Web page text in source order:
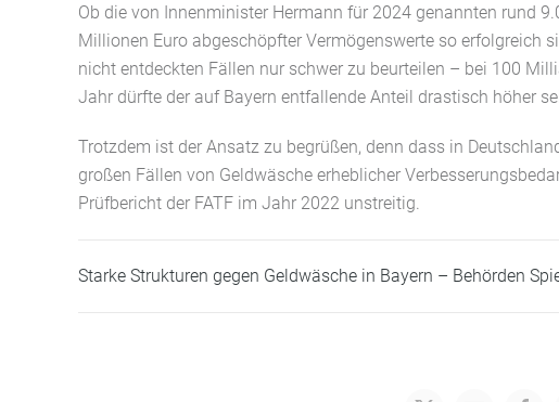
Ob die von Innenminister Hermann für 2024 genannten rund
Millionen Euro abgeschöpfter Vermögenswerte so erfolgreich
nicht entdeckten Fällen nur schwer zu beurteilen – bei 100
Jahr dürfte der auf Bayern entfallende Anteil drastisch höher
Trotzdem ist der Ansatz zu begrüßen, denn dass in
großen Fällen von Geldwäsche erheblicher
Prüfbericht der FATF im Jahr 2022 unstreitig.
Starke Strukturen gegen Geldwäsche in Bayern – Behörden